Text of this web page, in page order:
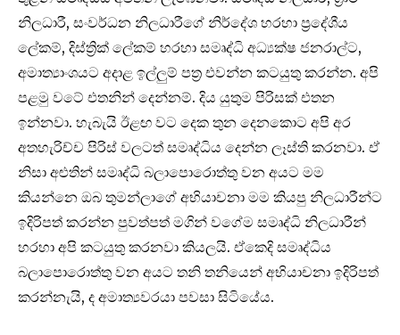
නිලධාරී, සංවර්ධන නිලධාරීගේ නිර්දේශ හරහා ප්‍රදේශීය
ලේකම්, දිස්ත්‍රික් ලේකම් හරහා සමෘද්ධි අධ්‍යක්ෂ ජනරාල්ට,
අමාත්‍යාංශයට අදාළ ඉල්ලුම් පත්‍ර එවන්න කටයුතු කරන්න. අපි
පළමු වටේ එතනින් දෙන්නම්. දිය යුතුම පිරිසක් එතන
ඉන්නවා. හැබැයි ඊළඟ වට දෙක තුන දෙනකොට අපි අර
අතහැරිච්ච පිරිස් වලටත් සමෘද්ධිය දෙන්න ලෑස්ති කරනවා. ඒ
නිසා අළුතින් සමෘද්ධි බලාපොරොත්තු වන අයට මම
කියන්නෙ ඔබ තුමන්ලාගේ අභියාචනා මම කියපු නිලධාරීන්ට
ඉදිරිපත් කරන්න පුවත්පත් මගින් වගේම සමෘද්ධි නිලධාරීන්
හරහා අපි කටයුතු කරනවා කියලයි. ඒකෙදි සමෘද්ධිය
බලාපොරොත්තු වන අයට තනි තනියෙන් අභියාචනා ඉදිරිපත්
කරන්නැයි, ද අමාත්‍යවරයා පවසා සිටියේය.